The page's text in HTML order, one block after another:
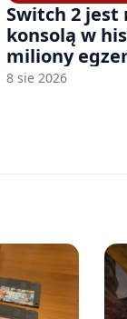
Switch 2 jest
konsolą w
miliony
8 sie 2026